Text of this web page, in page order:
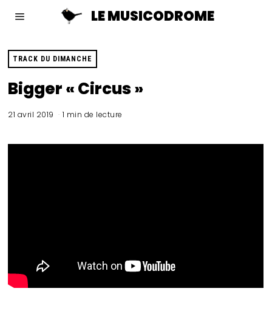
LE MUSICODROME
TRACK DU DIMANCHE
Bigger « Circus »
21 avril 2019 1 min de lecture